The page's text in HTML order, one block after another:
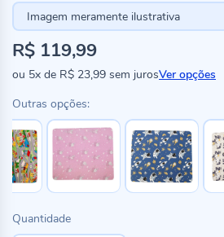
Imagem meramente ilustrativa
R$ 119,99
ou 5x de R$ 23,99 sem jurosVer opções
Outras opções:
Quantidade